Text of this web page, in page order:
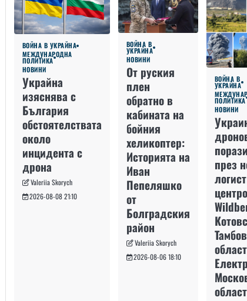
ВОЙНА В УКРАЙНА
МЕЖДУНАРОДНА
ПОЛИТИКА
НОВИНИ
Украйна
изяснява с
България
обстоятелствата
около
инцидента с
дрона
Valeriia Skorych
2026-08-08 21:10
ВОЙНА В
УКРАЙНА
НОВИНИ
От руския
плен
обратно в
кабината на
бойния
хеликоптер:
Историята на
Иван
Пепеляшко
от
Болградския
район
Valeriia Skorych
2026-08-06 18:10
ВОЙНА В
УКРАЙНА
ПОЛИТИКА
НОВИНИ
през
област